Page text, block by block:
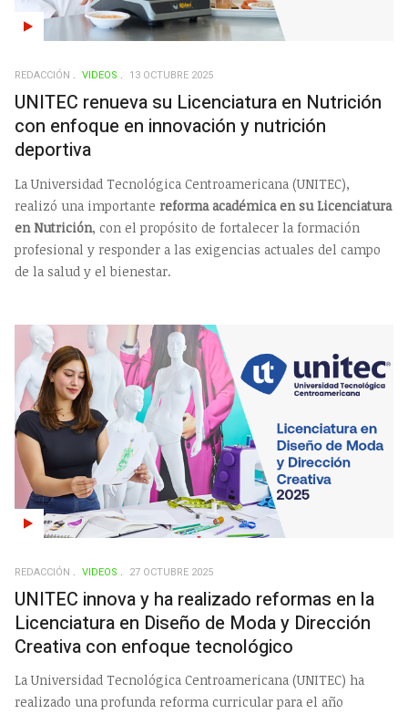
REDACCIÓN VIDEOS 13 OCTUBRE 2025
UNITEC renueva su Licenciatura en Nutrición
con enfoque en innovación y nutrición
deportiva
La Universidad Tecnológica Centroamericana (UNITEC),
realizó una importante reforma académica en su Licenciatura
en Nutrición, con el propósito de fortalecer la formación
profesional y responder a las exigencias actuales del campo
de la salud y el bienestar.
REDACCIÓN VIDEOS 27 OCTUBRE 2025
UNITEC innova y ha realizado reformas en la
Licenciatura en Diseño de Moda y Dirección
Creativa con enfoque tecnológico
La Universidad Tecnológica Centroamericana (UNITEC) ha
realizado una profunda reforma curricular para el año